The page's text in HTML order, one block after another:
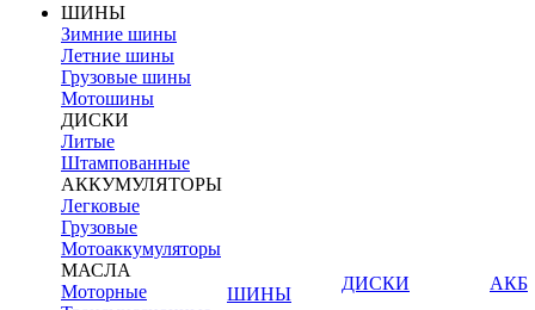
ШИНЫ
Зимние шины
Летние шины
Грузовые шины
Мотошины
ДИСКИ
Литые
Штампованные
АККУМУЛЯТОРЫ
Легковые
Грузовые
Мотоаккумуляторы
МАСЛА
Моторные
ШИНЫ
ДИСКИ
АКБ